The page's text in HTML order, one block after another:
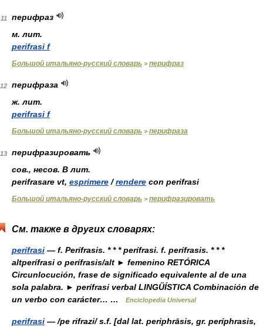
11
перифраз
м. лит.
perifrasi f
Большой итальяно-русский словарь >перифраз
12
перифраза
ж. лит.
perifrasi f
Большой итальяно-русский словарь >перифраза
13
перифразировать
сов., несов. В лит.
perifrasare vt, esprimere /rendere con perifrasi
Большой итальяно-русский словарь >перифразировать
См. также в других словарях:
perífrasi — f. Perífrasis. * * * perífrasi. f. perífrasis. * * *
altperífrasi o perífrasis/alt ► femenino RETÓRICA
Circunlocución, frase de significado equivalente al de una
sola palabra. ► perífrasi verbal LINGÜÍSTICA Combinación de
un verbo con carácter… …
Enciclopedia Universal
perifrasi — /pe rifrazi/ s.f. [dal lat. periphrāsis, gr. períphrasis,